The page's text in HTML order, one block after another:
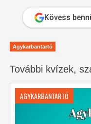
Kövess
Agykarbantartó
További kvízek,
AGYKARBANTARTÓ